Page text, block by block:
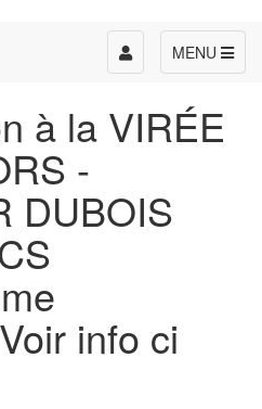
MENU
Toggle
navigation
à la VIRÉE
-
DUBOIS
info ci